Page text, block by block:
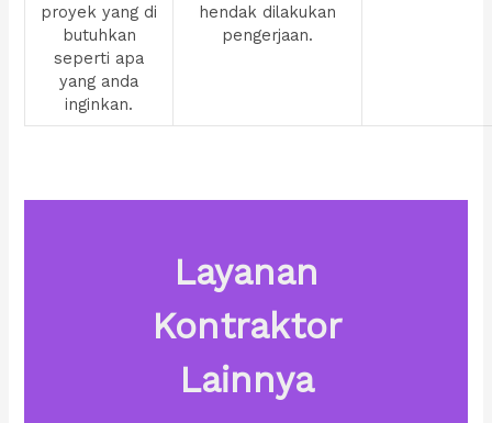
proyek yang di
butuhkan
seperti apa
yang anda
inginkan.
hendak dilakukan
pengerjaan.
Layanan
Kontraktor
Lainnya